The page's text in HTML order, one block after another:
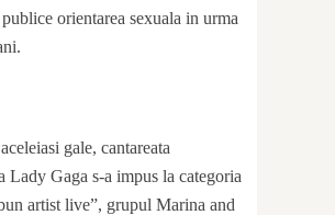
orientarea sexuala in urma
gale, cantareata
Lady Gaga s-a impus la categoria
artist live”, grupul Marina and